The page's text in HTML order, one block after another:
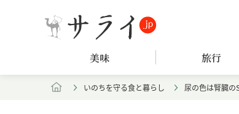
美味 旅行
いのちを守る食と暮らし 尿の色は腎臓の